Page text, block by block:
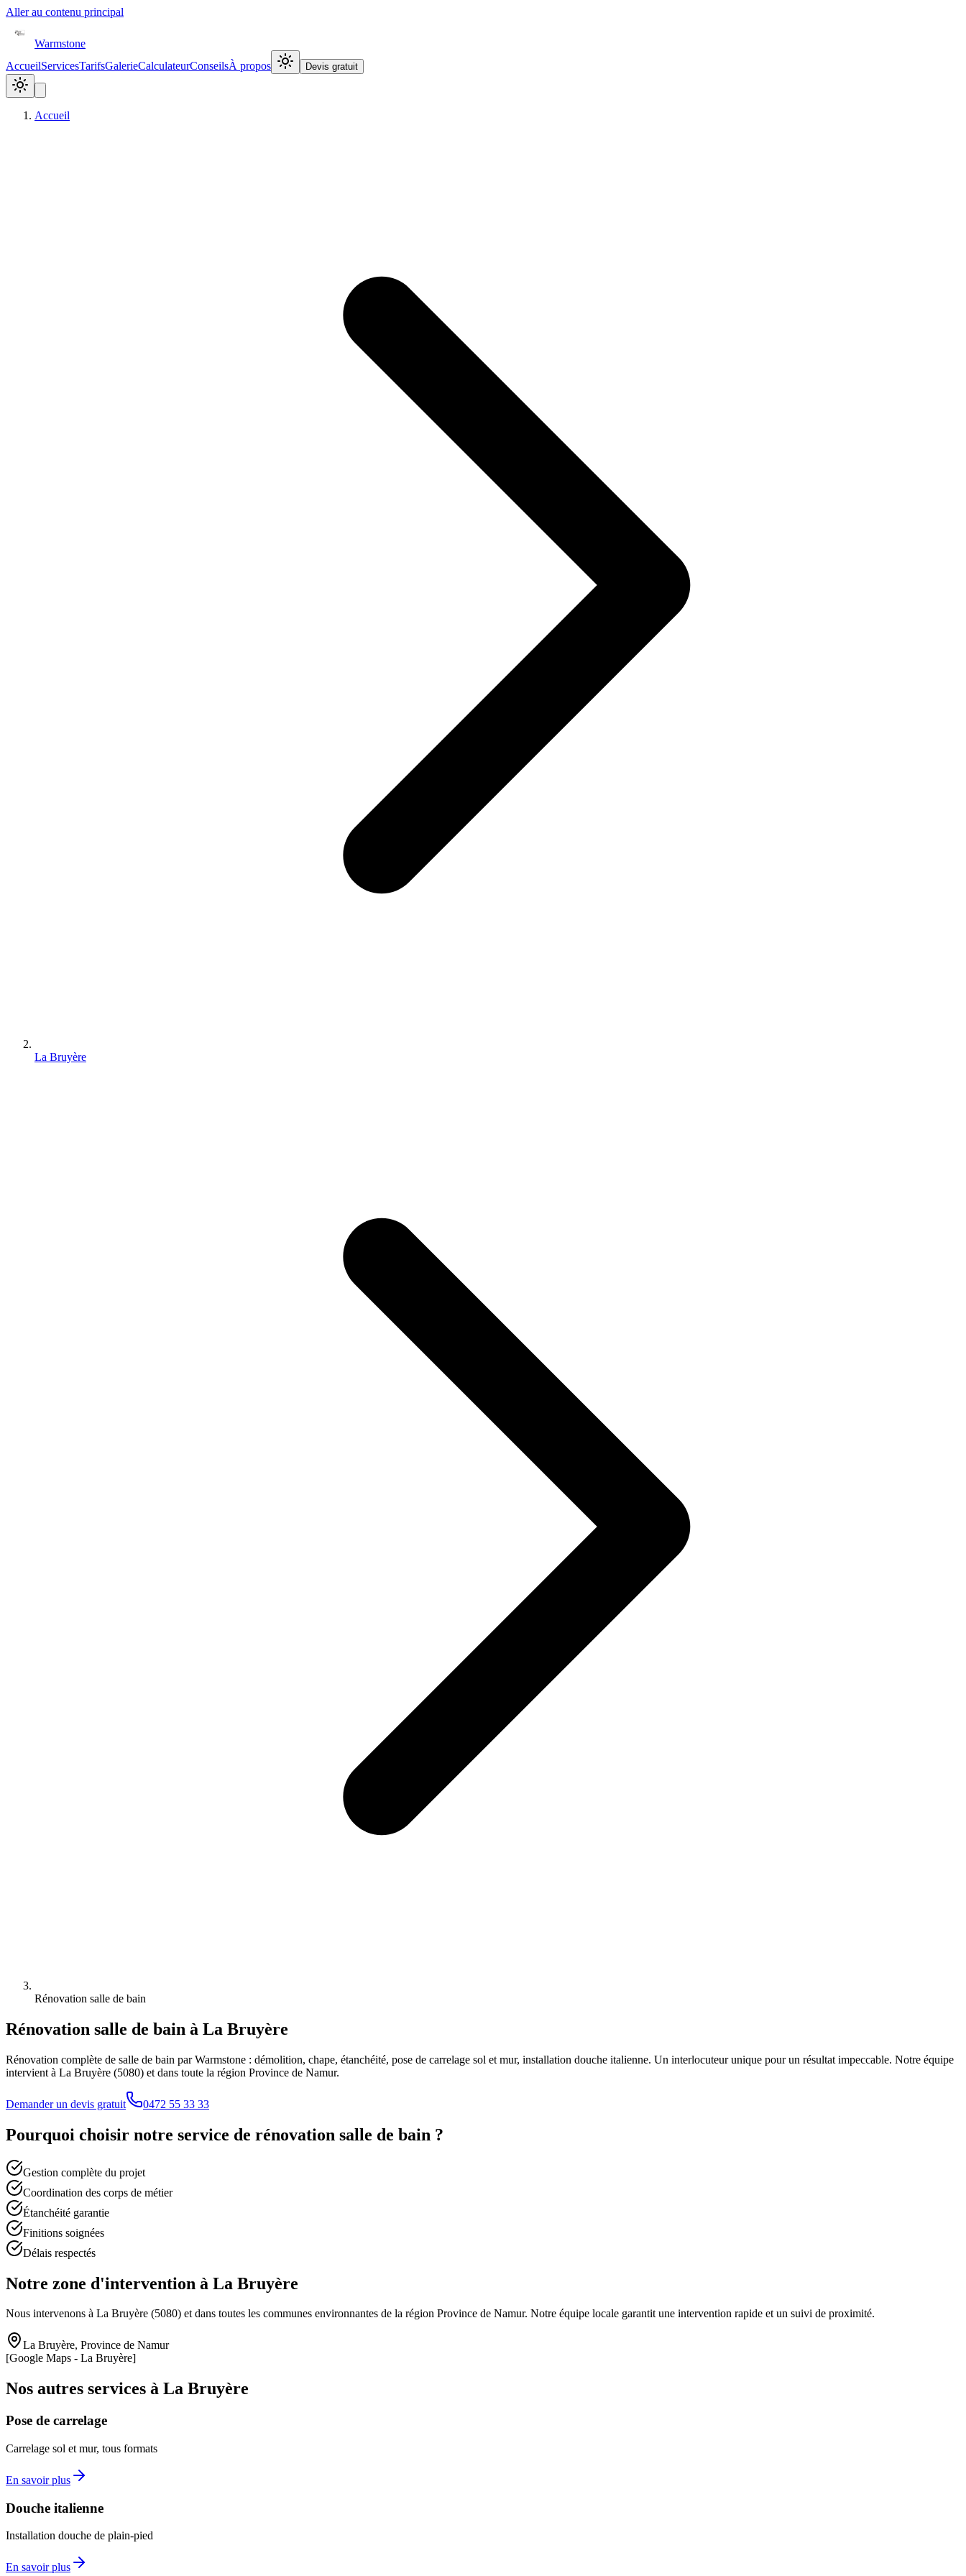
Aller au contenu principal
Warmstone
AccueilServicesTarifsGalerieCalculateurConseilsÀ propos Devis gratuit
Accueil
La Bruyère
Rénovation salle de bain
Rénovation salle de bain à La Bruyère
Rénovation complète de salle de bain par Warmstone : démolition, chape, étanchéité, pose de carrelage sol et mur, installation douche italienne. Un interlocuteur unique pour un résultat impeccable. Notre équipe
intervient à La Bruyère (5080) et dans toute la région Province de Namur.
Demander un devis gratuit 0472 55 33 33
Pourquoi choisir notre service de rénovation salle de bain ?
Gestion complète du projet
Coordination des corps de métier
Étanchéité garantie
Finitions soignées
Délais respectés
Notre zone d'intervention à La Bruyère
Nous intervenons à La Bruyère (5080) et dans toutes les communes environnantes de la région Province de Namur. Notre équipe locale garantit une intervention rapide et un suivi de proximité.
La Bruyère, Province de Namur
[Google Maps - La Bruyère]
Nos autres services à La Bruyère
Pose de carrelage
Carrelage sol et mur, tous formats
En savoir plus
Douche italienne
Installation douche de plain-pied
En savoir plus